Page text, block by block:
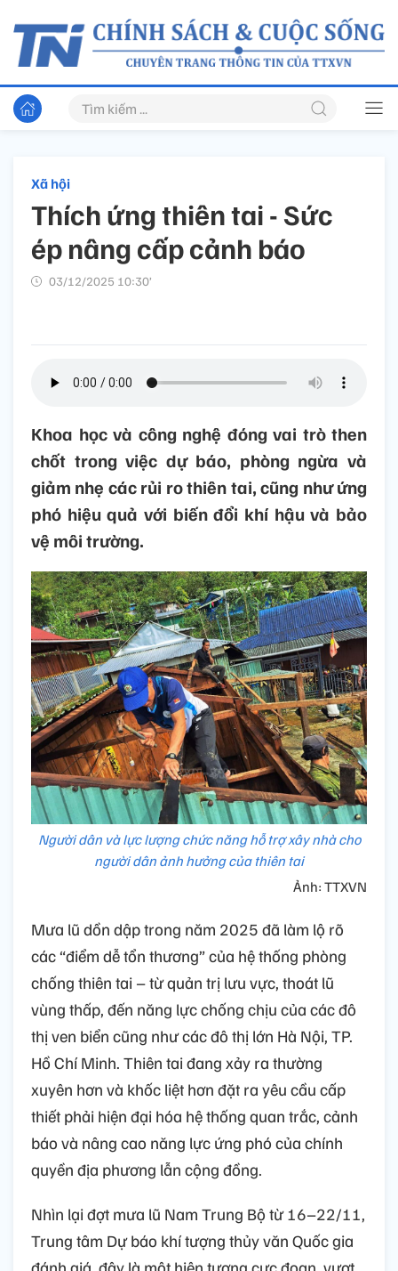
Xã hội
Thích ứng thiên tai - Sức
ép nâng cấp cảnh báo
03/12/2025 10:30’
Khoa học và công nghệ đóng vai trò then
chốt trong việc dự báo, phòng ngừa và
giảm nhẹ các rủi ro thiên tai, cũng như ứng
phó hiệu quả với biến đổi khí hậu và bảo
vệ môi trường.
Người dân và lực lượng chức năng hỗ trợ xây nhà cho
người dân ảnh hưởng của thiên tai
Ảnh: TTXVN
Mưa lũ dồn dập trong năm 2025 đã làm lộ rõ
các “điểm dễ tổn thương” của hệ thống phòng
chống thiên tai – từ quản trị lưu vực, thoát lũ
vùng thấp, đến năng lực chống chịu của các đô
thị ven biển cũng như các đô thị lớn Hà Nội, TP.
Hồ Chí Minh. Thiên tai đang xảy ra thường
xuyên hơn và khốc liệt hơn đặt ra yêu cầu cấp
thiết phải hiện đại hóa hệ thống quan trắc, cảnh
báo và nâng cao năng lực ứng phó của chính
quyền địa phương lẫn cộng đồng.
Nhìn lại đợt mưa lũ Nam Trung Bộ từ 16–22/11,
Trung tâm Dự báo khí tượng thủy văn Quốc gia
đánh giá, đây là một hiện tượng cực đoan, vượt